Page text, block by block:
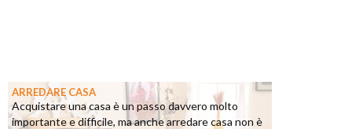
ARREDARE CASA
Acquistare una casa è un passo davvero molto
importante e difficile, ma anche arredare casa non è